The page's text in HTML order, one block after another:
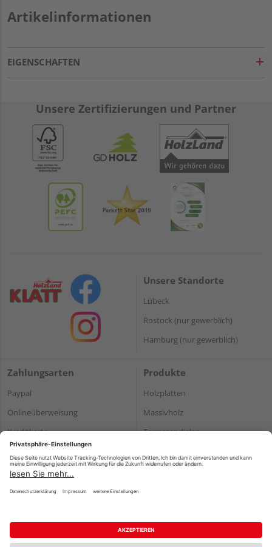
Artikelinformationen
EIGENSCHAFTEN
Unsere Zertifizierungen und Partner
Unsere Standorte
Lübeck
Rostock (nur gewerblich)
Hamburg (nur gewerblich)
Zahlungsarten
Paypal
Onlineüberweisung
Kreditkarte
*Bonität vorausgesetzt
Produkte
Holzplatten
Massivholz
Terrassendielen
Impressum Datenschutz AGB
Barrierefreiheitserklärung
Vertrag widerrufen